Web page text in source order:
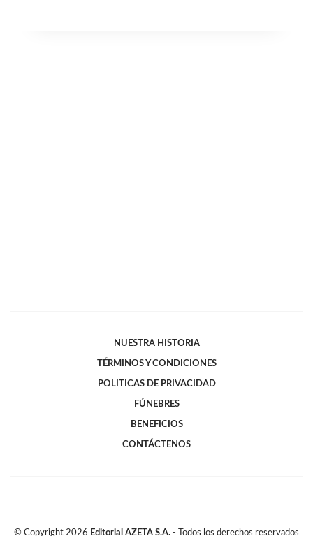
NUESTRA HISTORIA
TÉRMINOS Y CONDICIONES
POLITICAS DE PRIVACIDAD
FÚNEBRES
BENEFICIOS
CONTÁCTENOS
© Copyright 2026 Editorial AZETA S.A. - Todos los derechos reservados